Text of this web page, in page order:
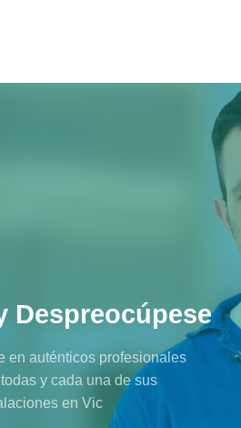
Despreocúpese
en auténticos profesionales
y cada una de sus
en Vic